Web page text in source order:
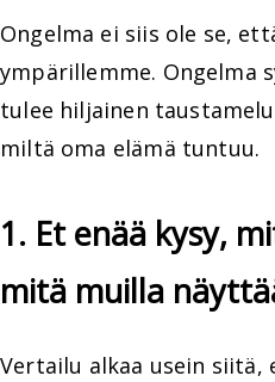
Ongelma ei siis ole se,
ympärillemme. Ongelma
tulee hiljainen
miltä oma elämä tuntuu.
1. Et enää kysy,
mitä muilla
Vertailu alkaa usein